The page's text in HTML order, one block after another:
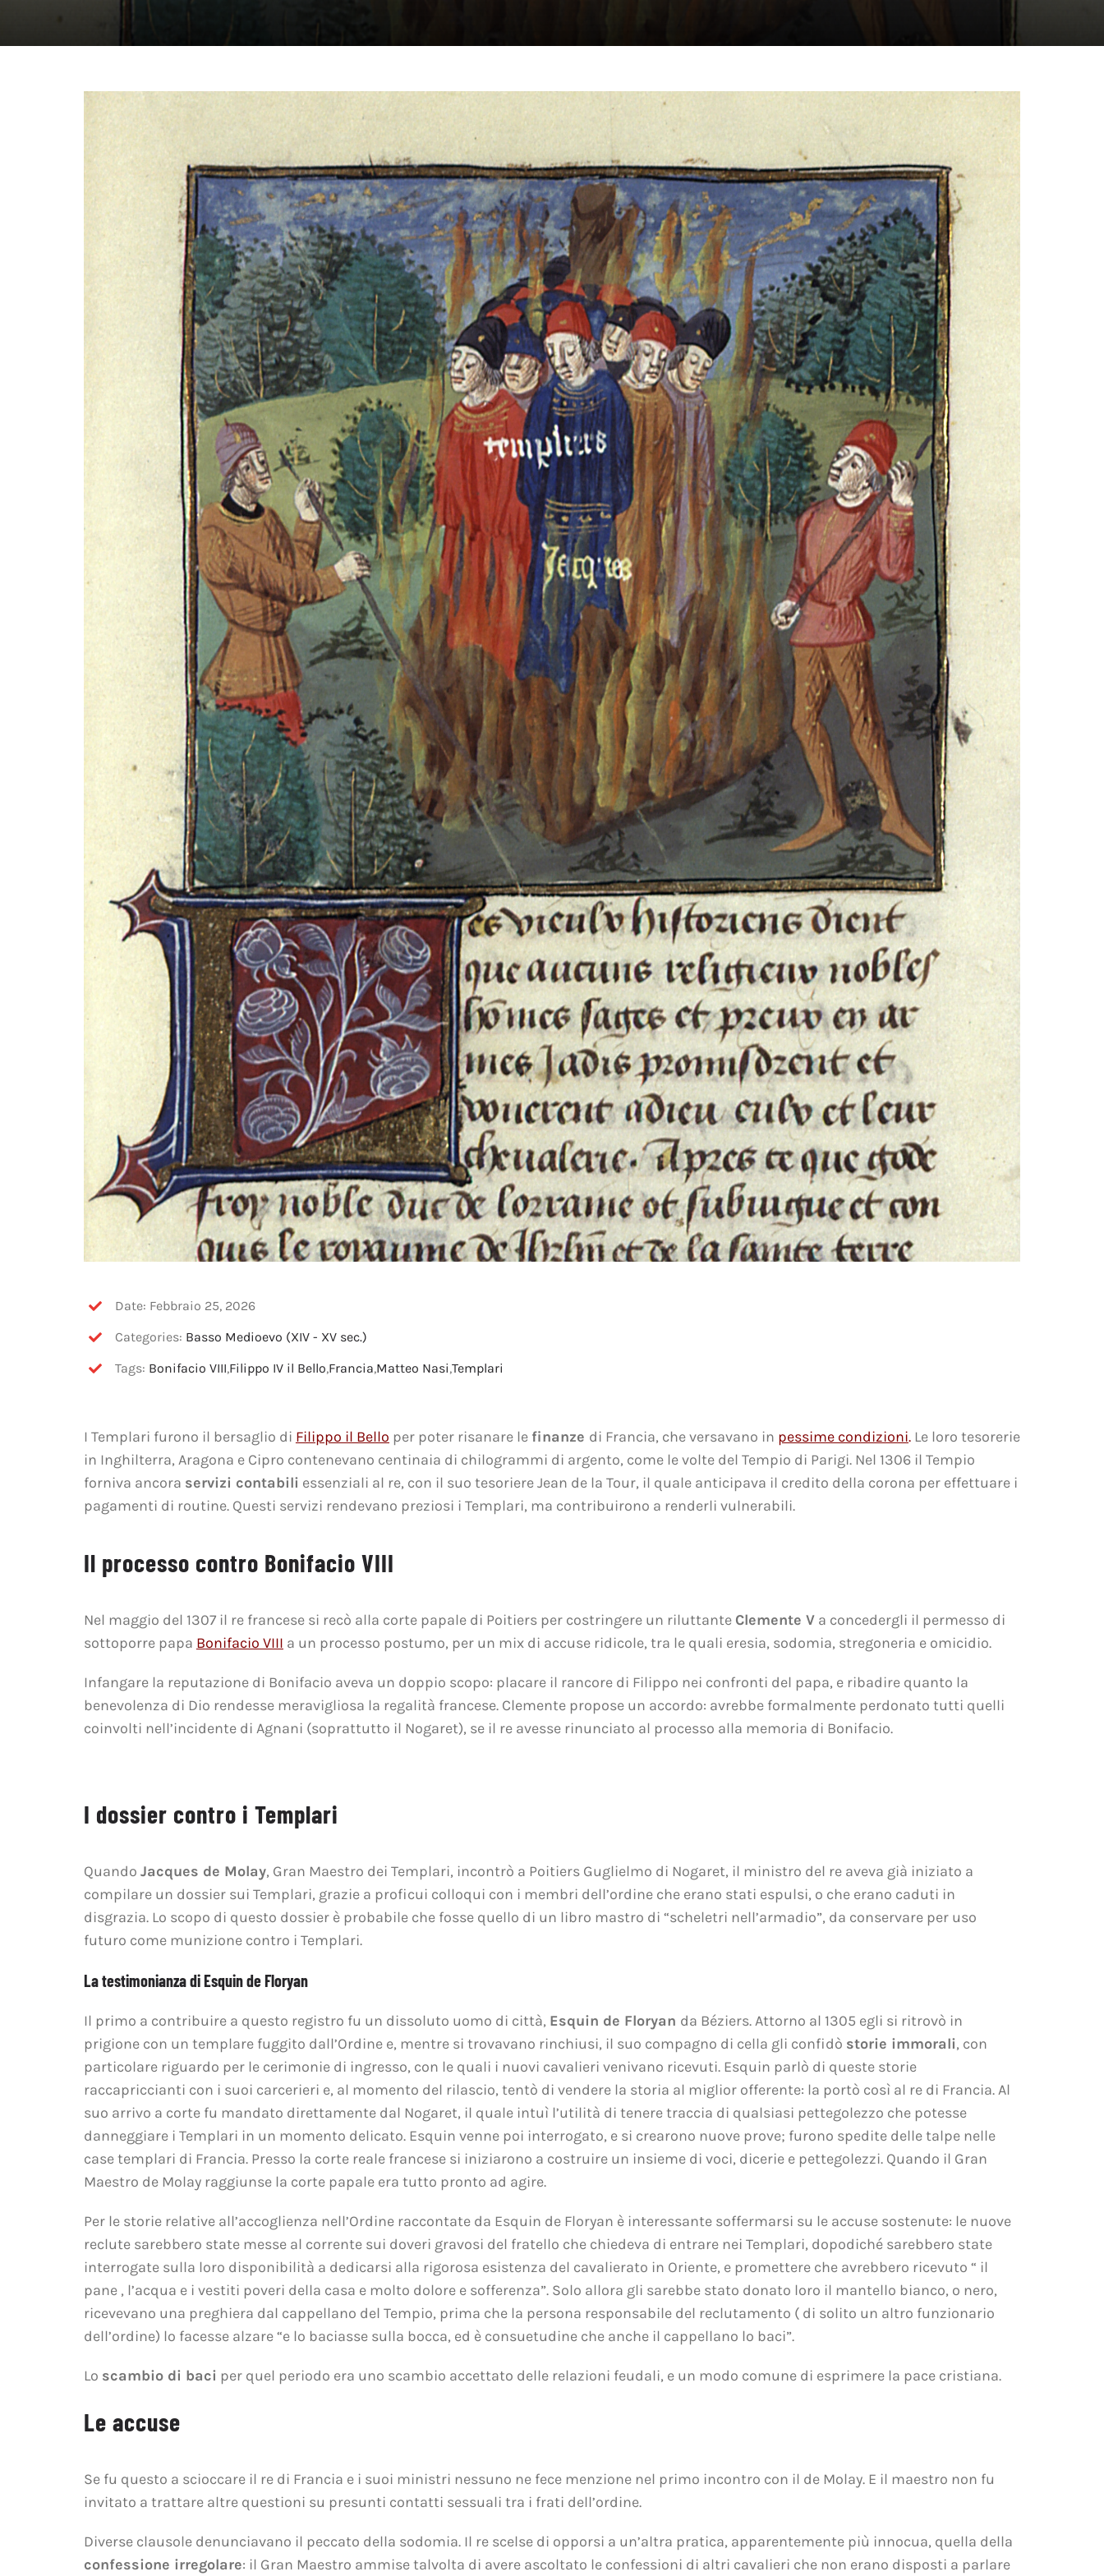
Date: Febbraio 25, 2026
Categories: Basso Medioevo (XIV - XV sec.)
Tags: Bonifacio VIII,Filippo IV il Bello,Francia,Matteo Nasi,Templari
I Templari furono il bersaglio di Filippo il Bello per poter risanare le finanze di Francia, che versavano in pessime condizioni.Le loro tesorerie
in Inghilterra, Aragona e Cipro contenevano centinaia di chilogrammi di argento, come le volte del Tempio di Parigi. Nel 1306 il Tempio
forniva ancora servizi contabili essenziali al re, con il suo tesoriere Jean de la Tour, il quale anticipava il credito della corona per effettuare i
pagamenti di routine. Questi servizi rendevano preziosi i Templari, ma contribuirono a renderli vulnerabili.
Il processo contro Bonifacio VIII
Nel maggio del 1307 il re francese si recò alla corte papale di Poitiers per costringere un riluttante Clemente Va concedergli il permesso di
sottoporre papa Bonifacio VIII a un processo postumo, per un mix di accuse ridicole, tra le quali eresia, sodomia, stregoneria e omicidio.
Infangare la reputazione di Bonifacio aveva un doppio scopo: placare il rancore di Filippo nei confronti del papa, e ribadire quanto la
benevolenza di Dio rendesse meravigliosa la regalità francese. Clemente propose un accordo: avrebbe formalmente perdonato tutti quelli
coinvolti nell’incidente di Agnani (soprattutto il Nogaret), se il re avesse rinunciato al processo alla memoria di Bonifacio.
I dossier contro i Templari
Quando Jacques de Molay, Gran Maestro dei Templari, incontrò a Poitiers Guglielmo di Nogaret, il ministro del re aveva già iniziato a
compilare un dossier sui Templari, grazie a proficui colloqui con i membri dell’ordine che erano stati espulsi, o che erano caduti in
disgrazia. Lo scopo di questo dossier è probabile che fosse quello di un libro mastro di “scheletri nell’armadio”, da conservare per uso
futuro come munizione contro i Templari.
La testimonianza di Esquin de Floryan
Il primo a contribuire a questo registro fu un dissoluto uomo di città, Esquin de Floryan da Béziers. Attorno al 1305 egli si ritrovò in
prigione con un templare fuggito dall’Ordine e, mentre si trovavano rinchiusi, il suo compagno di cella gli confidò storie immorali, con
particolare riguardo per le cerimonie di ingresso, con le quali i nuovi cavalieri venivano ricevuti. Esquin parlò di queste storie
raccapriccianti con i suoi carcerieri e, al momento del rilascio, tentò di vendere la storia al miglior offerente: la portò così al re di Francia. Al
suo arrivo a corte fu mandato direttamente dal Nogaret, il quale intuì l’utilità di tenere traccia di qualsiasi pettegolezzo che potesse
danneggiare i Templari in un momento delicato. Esquin venne poi interrogato, e si crearono nuove prove; furono spedite delle talpe nelle
case templari di Francia. Presso la corte reale francese si iniziarono a costruire un insieme di voci, dicerie e pettegolezzi. Quando il Gran
Maestro de Molay raggiunse la corte papale era tutto pronto ad agire.
Per le storie relative all’accoglienza nell’Ordine raccontate da Esquin de Floryan è interessante soffermarsi su le accuse sostenute: le nuove
reclute sarebbero state messe al corrente sui doveri gravosi del fratello che chiedeva di entrare nei Templari, dopodiché sarebbero state
interrogate sulla loro disponibilità a dedicarsi alla rigorosa esistenza del cavalierato in Oriente, e promettere che avrebbero ricevuto “ il
pane , l’acqua e i vestiti poveri della casa e molto dolore e sofferenza”. Solo allora gli sarebbe stato donato loro il mantello bianco, o nero,
ricevevano una preghiera dal cappellano del Tempio, prima che la persona responsabile del reclutamento ( di solito un altro funzionario
dell’ordine) lo facesse alzare “e lo baciasse sulla bocca, ed è consuetudine che anche il cappellano lo baci”.
Lo scambio di baci per quel periodo era uno scambio accettato delle relazioni feudali, e un modo comune di esprimere la pace cristiana.
Le accuse
Se fu questo a scioccare il re di Francia e i suoi ministri nessuno ne fece menzione nel primo incontro con il de Molay. E il maestro non fu
invitato a trattare altre questioni su presunti contatti sessuali tra i frati dell’ordine.
Diverse clausole denunciavano il peccato della sodomia. Il re scelse di opporsi a un’altra pratica, apparentemente più innocua, quella della
confessione irregolare: il Gran Maestro ammise talvolta di avere ascoltato le confessioni di altri cavalieri che non erano disposti a parlare